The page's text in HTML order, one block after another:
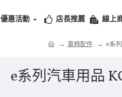
優惠活動 店長推薦 線上
車椅配件 e系
e系列汽車用品